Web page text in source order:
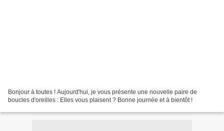
Bonjour à toutes ! Aujourd'hui, je vous présente une nouvelle paire de
boucles d'oreilles : Elles vous plaisent ? Bonne journée et à bientôt !